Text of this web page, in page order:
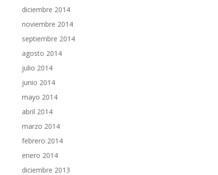
diciembre 2014
noviembre 2014
septiembre 2014
agosto 2014
julio 2014
junio 2014
mayo 2014
abril 2014
marzo 2014
febrero 2014
enero 2014
diciembre 2013